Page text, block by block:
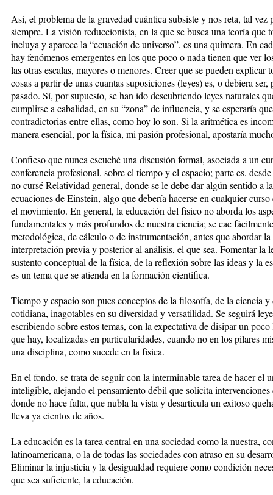
Así, el problema de la gravedad cuántica subsiste y nos reta, tal vez
siempre. La visión reduccionista, en la que se busca una teoría que
incluya y aparece la “ecuación de universo”, es una quimera. En
hay fenómenos emergentes en los que poco o nada tienen que ver
las otras escalas, mayores o menores. Creer que se pueden explicar
cosas a partir de unas cuantas suposiciones (leyes) es, o debiera ser,
pasado. Sí, por supuesto, se han ido descubriendo leyes naturales
cumplirse a cabalidad, en su “zona” de influencia, y se esperaría
contradictorias entre ellas, como hoy lo son. Si la aritmética es
manera esencial, por la física, mi pasión profesional, apostaría
Confieso que nunca escuché una discusión formal, asociada a un
conferencia profesional, sobre el tiempo y el espacio; parte es,
no cursé Relatividad general, donde se le debe dar algún sentido a
ecuaciones de Einstein, algo que debería hacerse en cualquier curso
el movimiento. En general, la educación del físico no aborda los
fundamentales y más profundos de nuestra ciencia; se cae
metodológica, de cálculo o de instrumentación, antes que abordar la
interpretación previa y posterior al análisis, el que sea. Fomentar la
sustento conceptual de la física, de la reflexión sobre las ideas y la
es un tema que se atienda en la formación científica.
Tiempo y espacio son pues conceptos de la filosofía, de la ciencia
cotidiana, inagotables en su diversidad y versatilidad. Se seguirá
escribiendo sobre estos temas, con la expectativa de disipar un poco
que hay, localizadas en particularidades, cuando no en los pilares
una disciplina, como sucede en la física.
En el fondo, se trata de seguir con la interminable tarea de hacer el
inteligible, alejando el pensamiento débil que solicita
donde no hace falta, que nubla la vista y desarticula un exitoso
lleva ya cientos de años.
La educación es la tarea central en una sociedad como la nuestra,
latinoamericana, o la de todas las sociedades con atraso en su
Eliminar la injusticia y la desigualdad requiere como condición
que sea suficiente, la educación.